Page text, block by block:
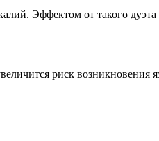
Эффектом от такого дуэта
риск возникновения